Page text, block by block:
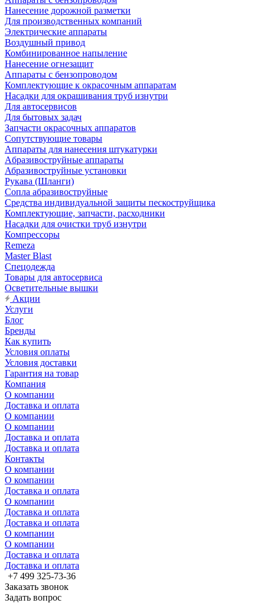
Нанесение дорожной разметки
Для производственных компаний
Электрические аппараты
Воздушный привод
Комбинированное напыление
Нанесение огнезащит
Аппараты с бензопроводом
Комплектующие к окрасочным аппаратам
Насадки для окрашивания труб изнутри
Для автосервисов
Для бытовых задач
Запчасти окрасочных аппаратов
Сопутствующие товары
Аппараты для нанесения штукатурки
Aбразивоструйные аппараты
Абразивоструйные установки
Рукава (Шланги)
Сопла абразивоструйные
Средства индивидуальной защиты пескоструйщика
Комплектующие, запчасти, расходники
Насадки для очистки труб изнутри
Компрессоры
Remeza
Master Blast
Спецодежда
Товары для автосервиса
Осветительные вышки
Акции
Услуги
Блог
Бренды
Как купить
Условия оплаты
Условия доставки
Гарантия на товар
Компания
О компании
Доставка и оплата
О компании
О компании
Доставка и оплата
Доставка и оплата
Контакты
О компании
О компании
Доставка и оплата
О компании
Доставка и оплата
Доставка и оплата
О компании
О компании
Доставка и оплата
Доставка и оплата
+7 499 325-73-36
Заказать звонок
Задать вопрос